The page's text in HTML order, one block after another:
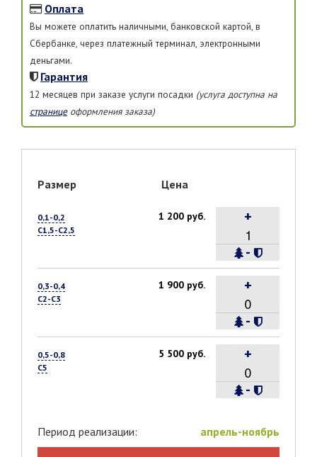
Оплата
Вы можете оплатить наличными, банковской картой, в
Сбербанке, через платежный терминал, электронными
деньгами.
Гарантия
12 месяцев при заказе услуги посадки (услуга доступна на
страницеоформления заказа)
Размер Цена
0,1-0,2
С1,5-С2,5
1 200 руб.
-
+
0,3-0,4
С2-С3
1 900 руб.
-
+
0,5-0,8
С5
5 500 руб.
-
+
Период реализации: апрель-ноябрь